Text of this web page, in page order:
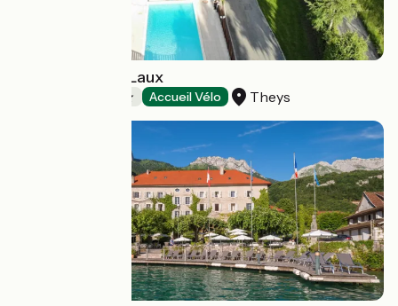
Camping Les 7 Laux
Accueil Vélo Theys